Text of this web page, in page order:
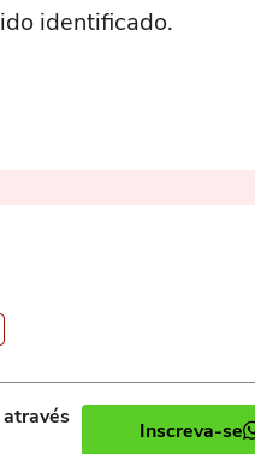
identificado.
Inscreva-se